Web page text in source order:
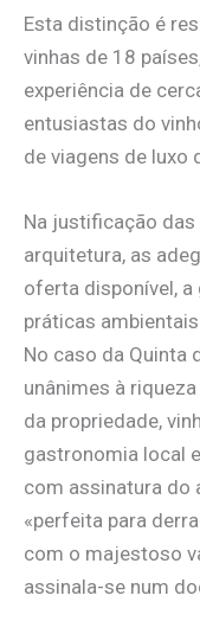
Esta distinção é
vinhas de 18
experiência de
entusiastas do
de viagens de luxo
Na justificação
arquitetura, as
oferta disponível, a
práticas
No caso da Quinta
unânimes à
da propriedade,
gastronomia local
com assinatura do
«perfeita para
com o majestoso
assinala-se num